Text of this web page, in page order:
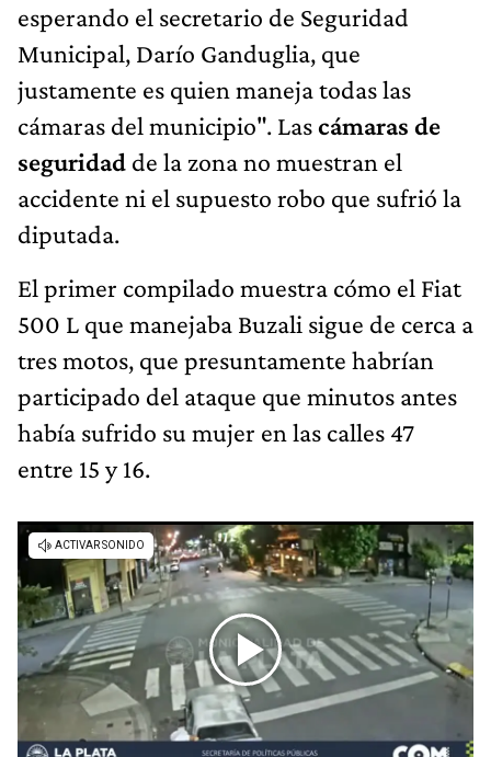
esperando el secretario de Seguridad
Municipal, Darío Ganduglia, que
justamente es quien maneja todas las
cámaras del municipio". Lascámaras de
seguridad de la zona no muestran el
accidente ni el supuesto robo que sufrió la
diputada.
El primer compilado muestra cómo el Fiat
500 L que manejaba Buzali sigue de cerca a
tres motos, que presuntamente habrían
participado del ataque que minutos antes
había sufrido su mujer en las calles 47
entre 15 y 16.